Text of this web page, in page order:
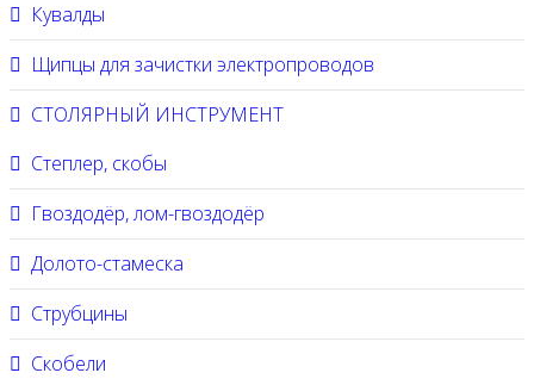
Кувалды
Щипцы для зачистки электропроводов
СТОЛЯРНЫЙ ИНСТРУМЕНТ
Степлер, скобы
Гвоздодёр, лом-гвоздодёр
Долото-стамеска
Струбцины
Скобели